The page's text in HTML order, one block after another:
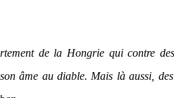
de la Hongrie qui contre
âme au diable. Mais là aussi,